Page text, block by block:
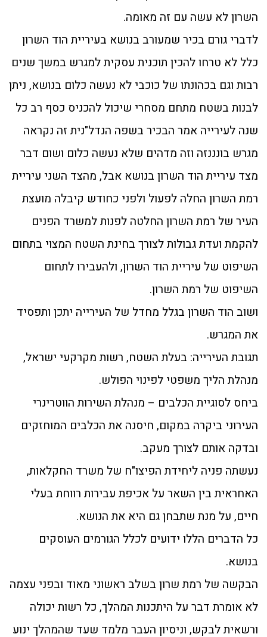
השרון לא עשה עם זה מאומה.
לדברי גורם בכיר שמעורב בנושא בעיריית הוד השרון
כלל לא טרחו להכין תוכנית עסקית למגרש במשך שנים
רבות וגם בכהונתו של כוכבי לא נעשה כלום בנושא, ניתן
לבנות בשטח מתחם מסחרי שיכול להכניס כסף רב כל
שנה לעירייה אמר הבכיר בשפה הנדל"נית זה נקראה
מגרש בונננזה וזה מדהים שלא נעשה כלום ושום דבר
מצד עיריית הוד השרון בנושא אבל, מהצד השני עיריית
רמת השרון החלה לפעול ולפני כחודש קיבלה מועצת
העיר של רמת השרון החלטה לפנות למשרד הפנים
להקמת ועדת גבולות לצורך בחינת השטח המצוי בתחום
השיפוט של עיריית הוד השרון, ולהעבירו לתחום
השיפוט של רמת השרון.
ושוב הוד השרון בגלל מחדל של העירייה יתכן ותפסיד
את המגרש.
תגובת העירייה: בעלת השטח, רשות מקרקעי ישראל,
מנהלת הליך משפטי לפינוי הפולש.
ביחס לסוגיית הכלבים – מנהלת השירות הווטרינרי
העירוני ביקרה במקום, חיסנה את הכלבים המוחזקים
ובדקה אותם לצורך מעקב.
נעשתה פניה ליחידת הפיצו"ח של משרד החקלאות,
האחראית בין השאר על אכיפת עבירות רווחת בעלי
חיים, על מנת שתבחן גם היא את הנושא.
כל הדברים הללו ידועים לכלל הגורמים העוסקים
בנושא.
הבקשה של רמת שרון בשלב ראשוני מאוד ובפני עצמה
לא אומרת דבר על היתכנות המהלך, כל רשות יכולה
ורשאית לבקש, וניסיון העבר מלמד שעד שהמהלך ינוע